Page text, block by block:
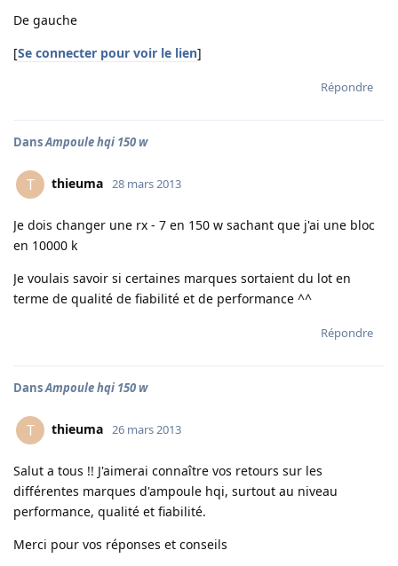
De gauche
[Se connecter pour voir le lien]
Répondre
DansAmpoule hqi 150 w
T thieuma 28 mars 2013
Je dois changer une rx - 7 en 150 w sachant que j'ai une bloc
en 10000 k
Je voulais savoir si certaines marques sortaient du lot en
terme de qualité de fiabilité et de performance ^^
Répondre
DansAmpoule hqi 150 w
T thieuma 26 mars 2013
Salut a tous !! J'aimerai connaître vos retours sur les
différentes marques d'ampoule hqi, surtout au niveau
performance, qualité et fiabilité.
Merci pour vos réponses et conseils